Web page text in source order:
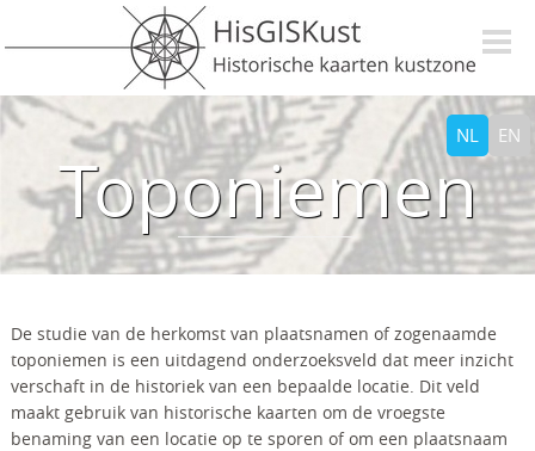
Overslaan en naar de inhoud gaan
NL EN
Toponiemen
De studie van de herkomst van plaatsnamen of zogenaamde
toponiemen is een uitdagend onderzoeksveld dat meer inzicht
verschaft in de historiek van een bepaalde locatie. Dit veld
maakt gebruik van historische kaarten om de vroegste
benaming van een locatie op te sporen of om een plaatsnaam